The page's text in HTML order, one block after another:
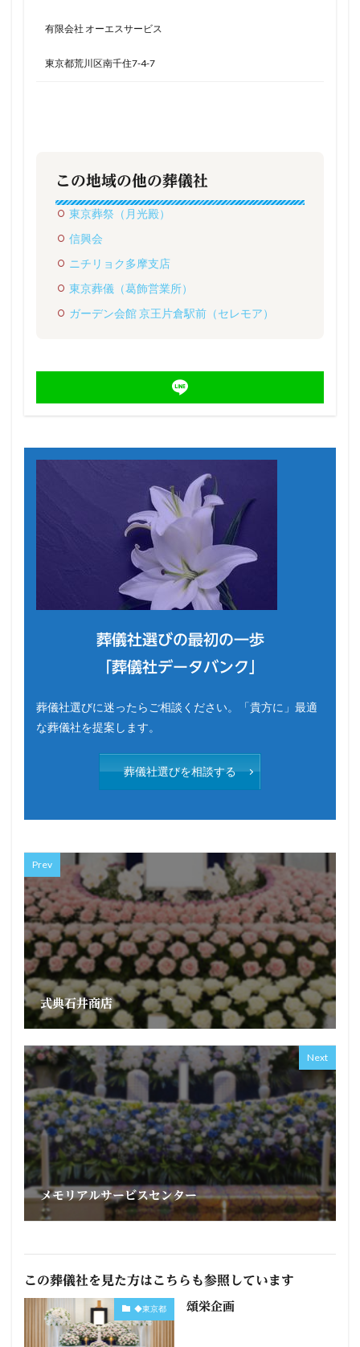
有限会社 オーエスサービス
東京都荒川区南千住7-4-7
この地域の他の葬儀社
東京葬祭（月光殿）
信興会
ニチリョク多摩支店
東京葬儀（葛飾営業所）
ガーデン会館 京王片倉駅前（セレモア）
葬儀社選びの最初の一歩
「葬儀社データバンク」
葬儀社選びに迷ったらご相談ください。「貴方に」最適
な葬儀社を提案します。
葬儀社選びを相談する
Prev
式典石井商店
Next
メモリアルサービスセンター
この葬儀社を見た方はこちらも参照しています
◆東京都 頌栄企画